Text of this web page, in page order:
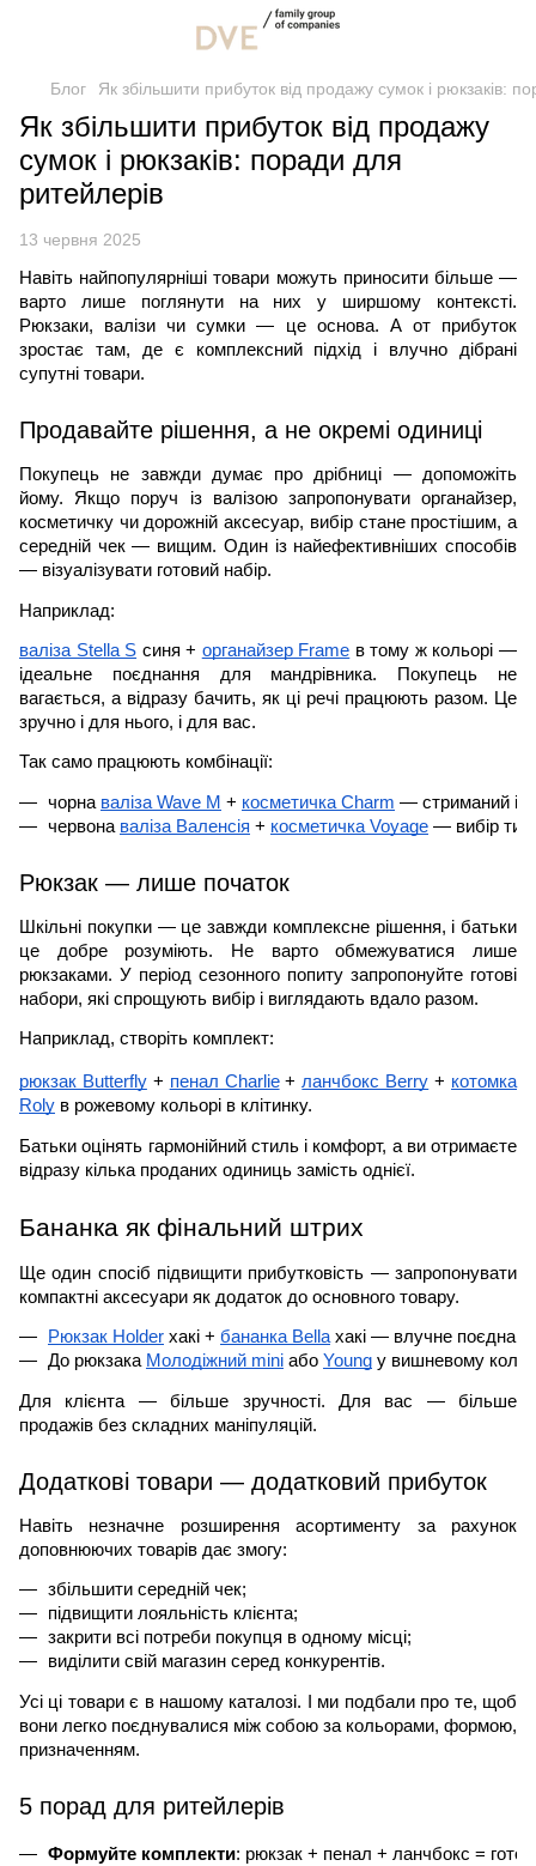
Блог Як збільшити прибуток від продажу сумок і рюкзаків:
Як збільшити прибуток від продажу
сумок і рюкзаків: поради для
ритейлерів
13 червня 2025
Навіть найпопулярніші товари можуть приносити більше —
варто лише поглянути на них у ширшому контексті.
Рюкзаки, валізи чи сумки — це основа. А от прибуток
зростає там, де є комплексний підхід і влучно дібрані
супутні товари.
Продавайте рішення, а не окремі одиниці
Покупець не завжди думає про дрібниці — допоможіть
йому. Якщо поруч із валізою запропонувати органайзер,
косметичку чи дорожній аксесуар, вибір стане простішим, а
середній чек — вищим. Один із найефективніших способів
— візуалізувати готовий набір.
Наприклад:
валіза Stella S синя + органайзер Frame в тому ж кольорі —
ідеальне поєднання для мандрівника. Покупець не
вагається, а відразу бачить, як ці речі працюють разом. Це
зручно і для нього, і для вас.
Так само працюють комбінації:
чорна валіза Wave M + косметичка Charm — стриманий і
червона валіза Валенсія + косметичка Voyage — вибір
Рюкзак — лише початок
Шкільні покупки — це завжди комплексне рішення, і батьки
це добре розуміють. Не варто обмежуватися лише
рюкзаками. У період сезонного попиту запропонуйте готові
набори, які спрощують вибір і виглядають вдало разом.
Наприклад, створіть комплект:
рюкзак Butterfly+ пенал Charlie+ланчбокс Berry + котомка
Roly в рожевому кольорі в клітинку.
Батьки оцінять гармонійний стиль і комфорт, а ви отримаєте
відразу кілька проданих одиниць замість однієї.
Бананка як фінальний штрих
Ще один спосіб підвищити прибутковість — запропонувати
компактні аксесуари як додаток до основного товару.
Рюкзак Holder хакі + бананка Bella хакі — влучне
До рюкзака Молодіжний mini або Young у вишневому
Для клієнта — більше зручності. Для вас — більше
продажів без складних маніпуляцій.
Додаткові товари — додатковий прибуток
Навіть незначне розширення асортименту за рахунок
доповнюючих товарів дає змогу:
збільшити середній чек;
підвищити лояльність клієнта;
закрити всі потреби покупця в одному місці;
виділити свій магазин серед конкурентів.
Усі ці товари є в нашому каталозі. І ми подбали про те, щоб
вони легко поєднувалися між собою за кольорами, формою,
призначенням.
5 порад для ритейлерів
Формуйте комплекти: рюкзак + пенал + ланчбокс =